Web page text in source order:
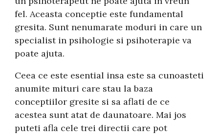
fel. Aceasta conceptie este fundamental
gresita. Sunt nenumarate moduri in care un
specialist in psihologie si psihoterapie va
poate ajuta.
Ceea ce este esential insa este sa cunoasteti
anumite mituri care stau la baza
conceptiilor gresite si sa aflati de ce
acestea sunt atat de daunatoare. Mai jos
puteti afla cele trei directii care pot